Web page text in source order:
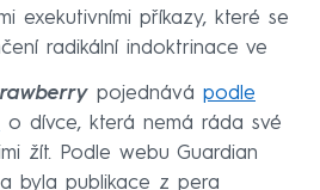
exekutivními příkazy, které se
radikální indoktrinace ve
pojednává podle
o dívce, která nemá ráda své
žít. Podle webu Guardian
byla publikace z pera